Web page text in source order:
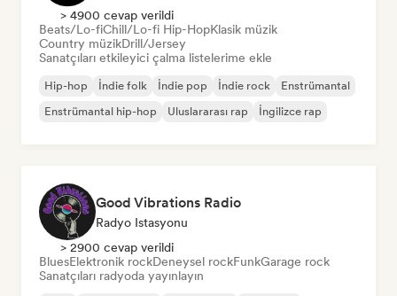
> 4900 cevap verildi
Beats/Lo-fiChill/Lo-fi Hip-HopKlasik müzik
Country müzikDrill/Jersey
Sanatçıları etkileyici çalma listelerime ekle
Hip-hop İndie folk İndie pop İndie rock
Enstrümantal
Enstrümantal hip-hop
Uluslararası rap İngilizce rap
Good Vibrations Radio
Radyo Istasyonu
> 2900 cevap verildi
BluesElektronik rockDeneysel rockFunkGarage rock
Sanatçıları radyoda yayınlayın